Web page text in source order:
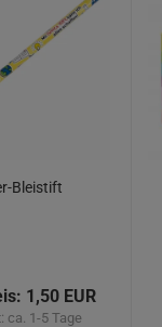
Bleistift
1,50 EUR
ca. 1-5 Tage